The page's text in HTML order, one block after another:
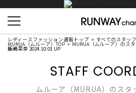
レディースファッション通販トップ すべてのスタッ
MURUA（ムルーア）TOP MURUA（ムルーア）のス
飯嶋菜奈 2024.10.01 UP
STAFF
ムルーア（MURUA）のスタ